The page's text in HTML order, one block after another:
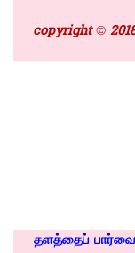
copyright ©
தளத்தைப்